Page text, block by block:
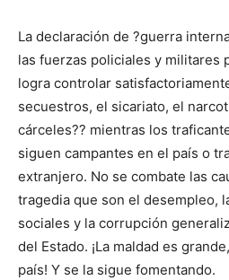
La declaración de ?guerra
las fuerzas policiales y militares
logra controlar
secuestros, el sicariato, el
cárceles?? mientras los
siguen campantes en el país o
extranjero. No se combate las
tragedia que son el desempleo,
sociales y la corrupción
del Estado. ¡La maldad es
país! Y se la sigue fomentando.